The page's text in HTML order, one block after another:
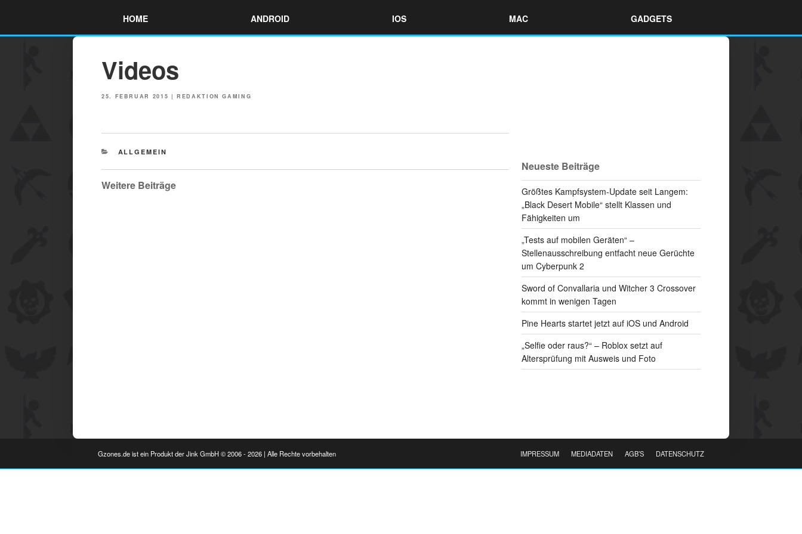
content
HOME ANDROID IOS MAC GADGETS
Videos
POSTED
25. FEBRUAR 2015 |REDAKTION GAMING
CATEGORIES
ALLGEMEIN
Weitere Beiträge
Neueste Beiträge
Größtes Kampfsystem-Update seit Langem:
„Black Desert Mobile“ stellt Klassen und
Fähigkeiten um
„Tests auf mobilen Geräten“ –
Stellenausschreibung entfacht neue Gerüchte
um Cyberpunk 2
Sword of Convallaria und Witcher 3 Crossover
kommt in wenigen Tagen
Pine Hearts startet jetzt auf iOS und Android
„Selfie oder raus?“ – Roblox setzt auf
Altersprüfung mit Ausweis und Foto
Gzones.de ist ein Produkt der Jink GmbH © 2006 - 2026 | Alle Rechte vorbehalten IMPRESSUM MEDIADATEN AGB’S DATENSCHUTZ